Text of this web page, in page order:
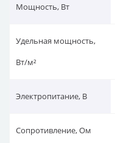
Мощность, Вт
Удельная мощность,
Вт/м²
Электропитание, В
Сопротивление, Ом